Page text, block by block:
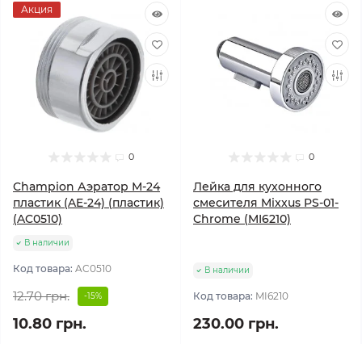
Акция
0
Champion Аэратор М-24
пластик (AE-24) (пластик)
(AC0510)
В наличии
Код товара: AC0510
12.70 грн. -15%
10.80 грн.
0
Лейка для кухонного
смесителя Mixxus PS-01-
Chrome (MI6210)
В наличии
Код товара: MI6210
230.00 грн.